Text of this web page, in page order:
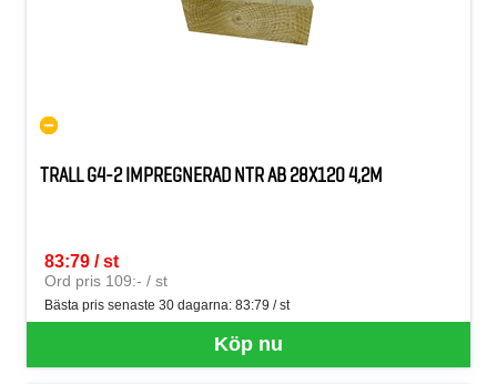
TRALL G4-2 IMPREGNERAD NTR AB 28X120 4,2M
Köp nu
83:79 / st
SEK per ST
Ord pris 109:- / st
Bästa pris senaste 30 dagarna: 83:79 / st